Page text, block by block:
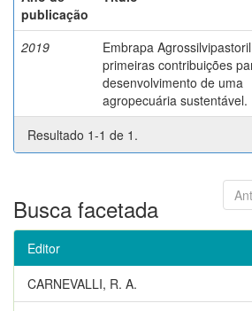
publicação
2019
Embrapa
primeiras contribuições
desenvolvimento de uma
agropecuária sustentável.
Resultado 1-1 de 1.
Busca facetada
Editor
CARNEVALLI, R. A.